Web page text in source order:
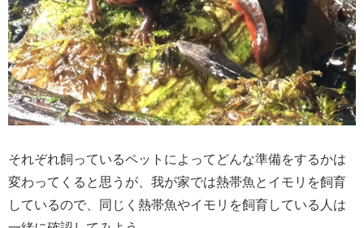
それぞれ飼っているペットによってどんな準備をするかは
変わってくると思うが、我が家では熱帯魚とイモリを飼育
しているので、同じく熱帯魚やイモリを飼育している人は